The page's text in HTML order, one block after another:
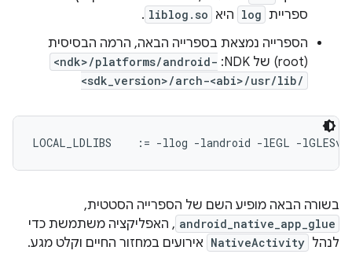
ספריית log היא liblog.so
.
הספרייה נמצאת בספרייה הבאה, הרמה הבסיסית
(root) של NDK:
<ndk>/platforms/android-
<sdk_version>/arch-<abi>/usr/lib/
בשורה הבאה מופיע השם של הספרייה הסטטית,
android_native_app_glue , האפליקציה משתמשת כדי
לנהל NativeActivity אירועים במחזור החיים וקלט מגע.